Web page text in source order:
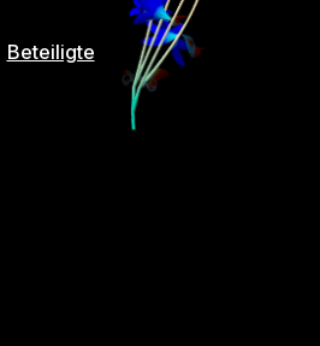
Beteiligte